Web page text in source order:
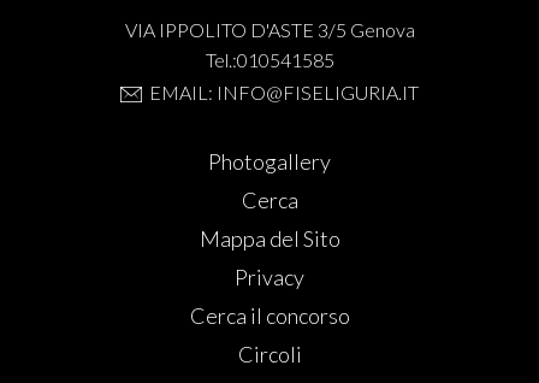
VIA IPPOLITO D'ASTE 3/5 Genova
Tel.:010541585
EMAIL: INFO@FISELIGURIA.IT
Photogallery
Cerca
Mappa del Sito
Privacy
Cerca il concorso
Circoli